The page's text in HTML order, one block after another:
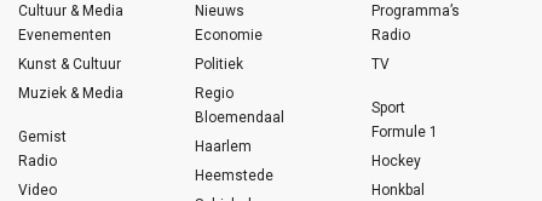
Cultuur & Media
Evenementen
Kunst & Cultuur
Muziek & Media
Gemist
Radio
Video
Nieuws
Economie
Politiek
Regio
Bloemendaal
Haarlem
Heemstede
Programma’s
Radio
TV
Sport
Formule 1
Hockey
Honkbal